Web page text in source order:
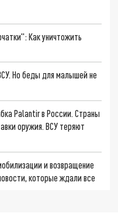
Как уничтожить
Но беды для малышей не
Palantir в России. Страны
оружия. ВСУ теряют
и возвращение
которые ждали все